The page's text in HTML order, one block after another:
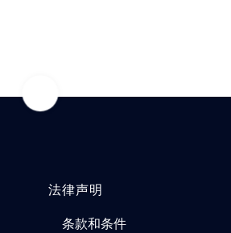
法律声明
条款和条件